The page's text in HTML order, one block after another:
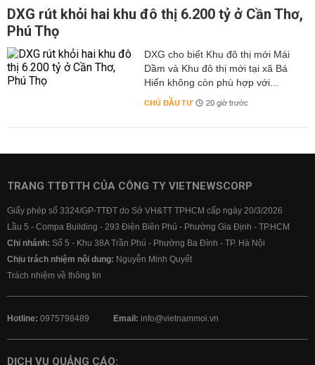
DXG rút khỏi hai khu đô thị 6.200 tỷ ở Cần Thơ,
Phú Thọ
DXG cho biết Khu đô thị mới Mái
Dầm và Khu đô thị mới tại xã Bá
Hiến không còn phù hợp với...
CHỦ ĐẦU TƯ 20 giờ trước
TRANG TTĐTTH CỦA CÔNG TY VIETNEWSCORP
Giấy phép số 3324/GP-TTĐT do Sở VH&TT TPHCM cấp ngày 20/3/2026
Lầu 5 - Compa Building - 293 Điện Biên Phủ - Phường Gia Định - TP.HCM
Chi nhánh: Số 5 - Khu 38A Trần Phú - Phường Ba Đình - TP. Hà Nội
Chịu trách nhiệm nội dung: Nguyễn Minh Quyết
Trách nhiệm về thông tin
Hotline: 0975798489 Email: info@vietnammoi.vn
DỊCH VỤ QUẢNG CÁO: